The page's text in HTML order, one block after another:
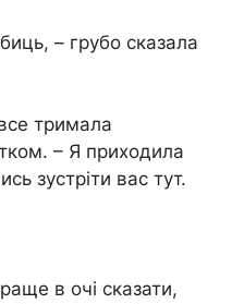
– грубо сказала
тримала
– Я приходила
зустріти вас тут.
в очі сказати,